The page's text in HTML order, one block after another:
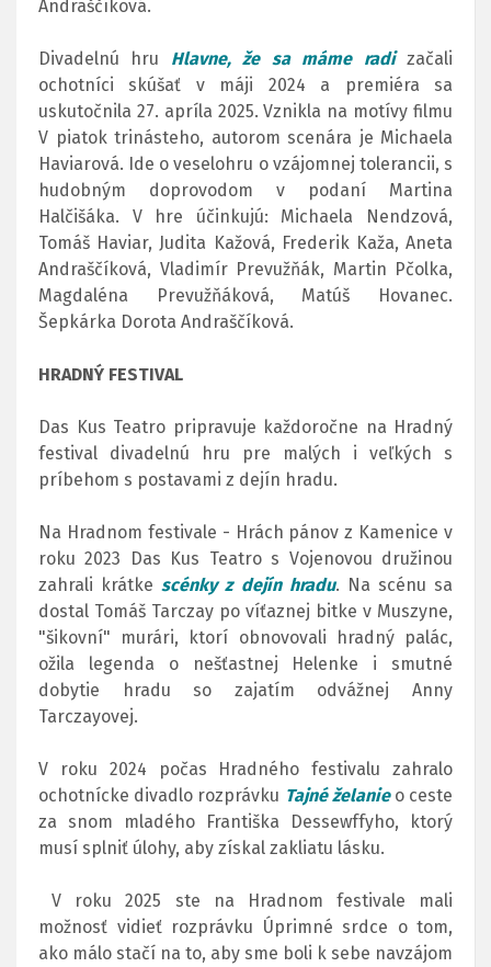
Andraščíková.
Divadelnú hru Hlavne, že sa máme radizačali
ochotníci skúšať v máji 2024 a premiéra sa
uskutočnila 27. apríla 2025. Vznikla na motívy filmu
V piatok trinásteho, autorom scenára je Michaela
Haviarová. Ide o veselohru o vzájomnej tolerancii, s
hudobným doprovodom v podaní Martina
Halčišáka. V hre účinkujú: Michaela Nendzová,
Tomáš Haviar, Judita Kažová, Frederik Kaža, Aneta
Andraščíková, Vladimír Prevužňák, Martin Pčolka,
Magdaléna Prevužňáková, Matúš Hovanec.
Šepkárka Dorota Andraščíková.
HRADNÝ FESTIVAL
Das Kus Teatro pripravuje každoročne na Hradný
festival divadelnú hru pre malých i veľkých s
príbehom s postavami z dejín hradu.
Na Hradnom festivale - Hrách pánov z Kamenice v
roku 2023
Das Kus Teatro s Vojenovou družinou
zahrali krátkescénky z dejín hradu. Na scénu sa
dostal Tomáš Tarczay po víťaznej bitke v Muszyne,
"šikovní" murári, ktorí obnovovali hradný palác,
ožila legenda o nešťastnej Helenke i smutné
dobytie hradu so zajatím odvážnej Anny
Tarczayovej.
V roku 2024 počas Hradného festivalu zahralo
ochotnícke divadlo rozprávku Tajné želanieo ceste
za snom mladého Františka Dessewffyho, ktorý
musí splniť úlohy, aby získal zakliatu lásku.
V roku 2025 ste na Hradnom festivale mali
možnosť vidieť rozprávku Úprimné srdce o tom,
ako málo stačí na to, aby sme boli k sebe navzájom